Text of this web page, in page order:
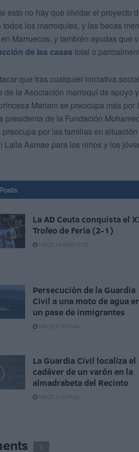
esto no hay que olvidar el proyecto
todos los marroquíes, y las becas
Marruecos, y también ayudas que
de las casas total o
que tras cualquier iniciativa
de la Asociación marroquí de apoyo
Mariam se preocupa más
presidenta de la Fundación
por las familias en
Lalla Asmae para los niños y los
Posts
La AD Ceuta conquista el
Trofeo de Feria (2-1)
HACE 14 MINUTOS
Persecución de la Guardia
Civil a una moto de agua
un pase de inmigrantes
HACE 2 HORAS
La Guardia Civil localiza el
cadáver de un varón en la
almadrabeta del Recinto
HACE 4 HORAS
1